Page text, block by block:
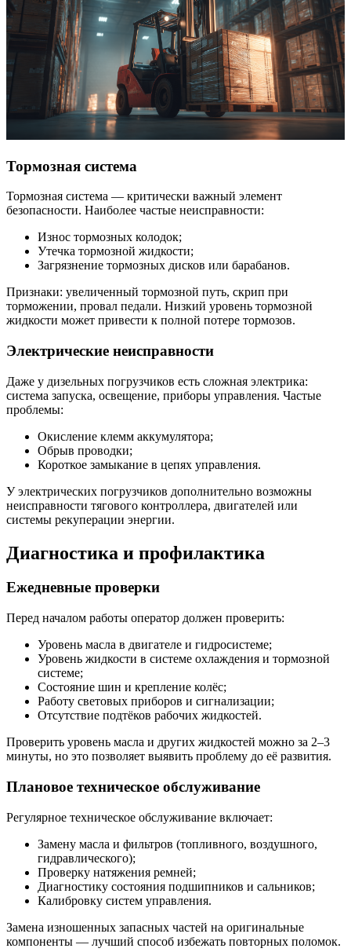
Тормозная система
Тормозная система — критически важный элемент
безопасности. Наиболее частые неисправности:
Износ тормозных колодок;
Утечка тормозной жидкости;
Загрязнение тормозных дисков или барабанов.
Признаки: увеличенный тормозной путь, скрип при
торможении, провал педали. Низкий уровень тормозной
жидкости может привести к полной потере тормозов.
Электрические неисправности
Даже у дизельных погрузчиков есть сложная электрика:
система запуска, освещение, приборы управления. Частые
проблемы:
Окисление клемм аккумулятора;
Обрыв проводки;
Короткое замыкание в цепях управления.
У электрических погрузчиков дополнительно возможны
неисправности тягового контроллера, двигателей или
системы рекуперации энергии.
Диагностика и профилактика
Ежедневные проверки
Перед началом работы оператор должен проверить:
Уровень масла в двигателе и гидросистеме;
Уровень жидкости в системе охлаждения и тормозной
системе;
Состояние шин и крепление колёс;
Работу световых приборов и сигнализации;
Отсутствие подтёков рабочих жидкостей.
Проверить уровень масла и других жидкостей можно за 2–3
минуты, но это позволяет выявить проблему до её развития.
Плановое техническое обслуживание
Регулярное техническое обслуживание включает:
Замену масла и фильтров (топливного, воздушного,
гидравлического);
Проверку натяжения ремней;
Диагностику состояния подшипников и сальников;
Калибровку систем управления.
Замена изношенных запасных частей на оригинальные
компоненты — лучший способ избежать повторных поломок.